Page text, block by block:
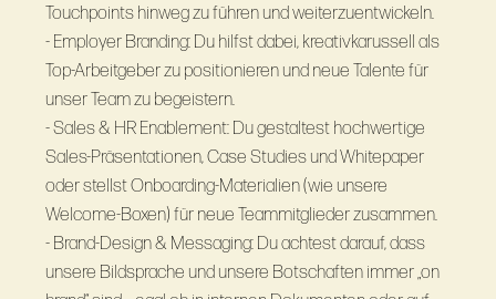
Touchpoints hinweg zu führen und weiterzuentwickeln.
- Employer Branding: Du hilfst dabei, kreativkarussell als
Top-Arbeitgeber zu positionieren und neue Talente für
unser Team zu begeistern.
- Sales & HR Enablement: Du gestaltest hochwertige
Sales-Präsentationen, Case Studies und Whitepaper
oder stellst Onboarding-Materialien (wie unsere
Welcome-Boxen) für neue Teammitglieder zusammen.
- Brand-Design & Messaging: Du achtest darauf, dass
unsere Bildsprache und unsere Botschaften immer „on